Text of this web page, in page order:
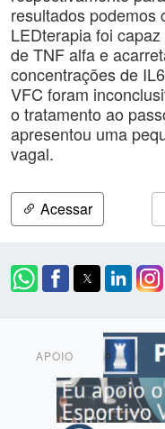
resultados podemos
LEDterapia foi
de TNF alfa e
concentrações de
VFC foram
o tratamento ao
apresentou uma
vagal.
Acessar
APOIO